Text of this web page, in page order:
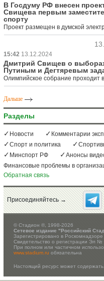
В Госдуму РФ внесен
Свищева первым
спорту
Проект размещен в думской
15:42 13.12.2024
Дмитрий Свищев о
Путиным и Дегтяревым
Олимпийское собрание проходит
Дальше
Разделы
Новости Комментарии
Спорт и политика
Минспорт РФ
Анонсы
Финансовые проблемы в
Обратная связь
Присоединяйтесь →
©Стадион ®, 1998-2026
Сетевое издание "Российский
Зарегистрировано в Роскомнадзоре
Свидетельство о регистрации Эл
При полном или частичном
www.stadium.ruобязательна
Настоящий ресурс может